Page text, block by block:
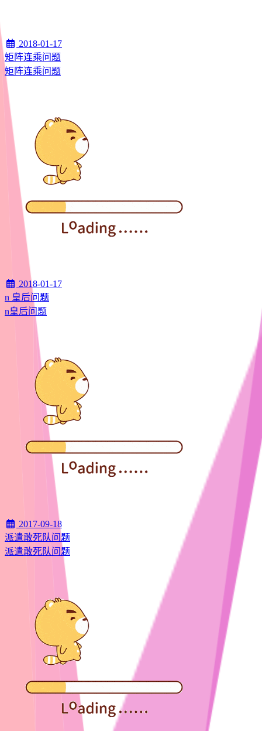
2018-01-17
矩阵连乘问题
矩阵连乘问题
2018-01-17
n 皇后问题
n皇后问题
2017-09-18
派遣敢死队问题
派遣敢死队问题